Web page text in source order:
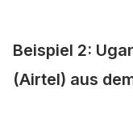
Beispiel 2:
(Airtel) aus